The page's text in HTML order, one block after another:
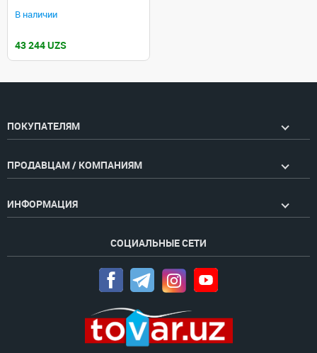
В наличии
43 244 UZS
ПОКУПАТЕЛЯМ
ПРОДАВЦАМ / КОМПАНИЯМ
ИНФОРМАЦИЯ
СОЦИАЛЬНЫЕ СЕТИ